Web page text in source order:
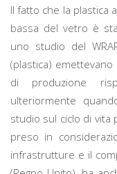
Il fatto che la plastica
bassa del vetro è
uno studio del
(plastica)
di produzione
ulteriormente
studio sul ciclo di vita
preso in
infrastrutture e il